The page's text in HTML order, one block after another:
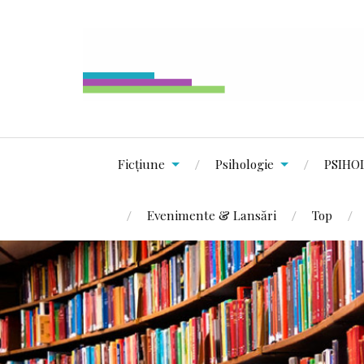
Ficțiune Psihologie
Evenimente & Lansări Top